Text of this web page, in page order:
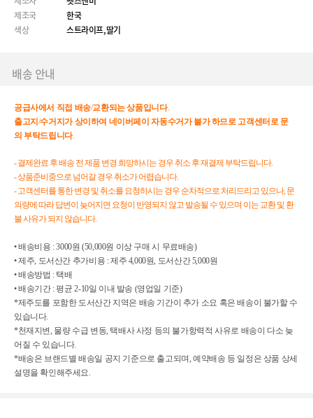
제조국
한국
색상
스트라이프,딸기
배송 안내
공급사에서 직접 배송/교환되는상품입니다.
출고지 /수거지가 상이하여 네이버페이 자동수거가 불가하므로고객센터로문
의 부탁드립니다.
- 결제완료 후 배송 전 제품 변경 희망하시는 경우 취소 후 재결제 부탁드립니다.
- 상품준비중으로 넘어갈 경우 취소가 어렵습니다.
- 고객센터를 통한 변경 및 취소를 요청하시는 경우 순차적으로 처리드리고 있으나, 문
의량에 따라 답변이 늦어지면 요청이 반영되지 않고 발송될 수 있으며 이는 교환 및 환
불 사유가 되지 않습니다.
• 배송비용 : 3000원 (50,000원 이상 구매 시 무료배송)
• 제주, 도서산간 추가비용 : 제주 4,000원, 도서산간 5,000원
• 배송방법 : 택배
• 배송기간 : 평균 2-10일 이내 발송 (영업일 기준)
*제주도를 포함한 도서산간 지역은 배송 기간이 추가 소요 혹은 배송이 불가할 수
있습니다.
*천재지변, 물량 수급 변동, 택배사 사정 등의 불가항력적 사유로 배송이 다소 늦
어질 수 있습니다.
*배송은 브랜드별 배송일 공지 기준으로 출고되며, 예약배송 등 일정은 상품 상세
설명을 확인해주세요.